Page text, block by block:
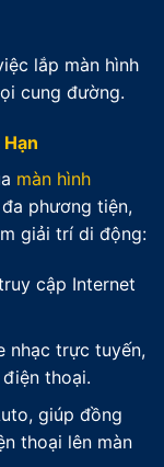
lắp màn hình
cung đường.
màn hình
phương tiện,
giải trí di động:
cập Internet
nhạc trực tuyến,
thoại.
giúp đồng
thoại lên màn